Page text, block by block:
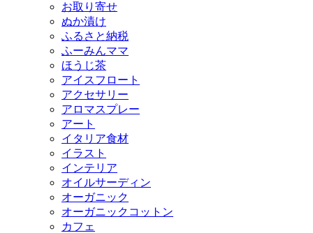
お取り寄せ
ぬか漬け
ふるさと納税
ふーみんママ
ほうじ茶
アイスフロート
アクセサリー
アロマスプレー
アート
イタリア食材
イラスト
インテリア
オイルサーディン
オーガニック
オーガニックコットン
カフェ